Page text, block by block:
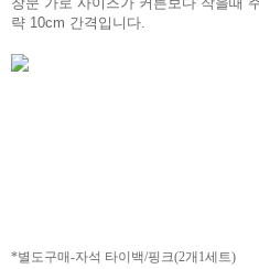
략 10cm 간격입니다.
*별도구매-자석 타이백/핑크(2개1세트)